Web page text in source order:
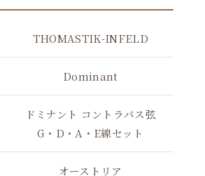
THOMASTIK-INFELD
Dominant
ドミナント コントラバス弦
G・D・A・E線セット
オーストリア